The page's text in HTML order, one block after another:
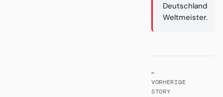
Deutschland
Weltmeister.
←
VORHERIGE
STORY